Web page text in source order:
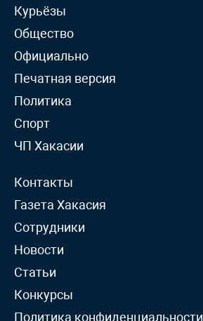
Курьёзы
Общество
Официально
Печатная версия
Политика
Спорт
ЧП Хакасии
Контакты
Газета Хакасия
Сотрудники
Новости
Статьи
Конкурсы
Политика конфиденциальности